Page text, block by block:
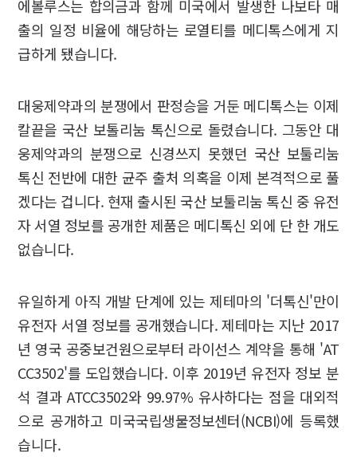
에볼루스는 합의금과 함께 미국에서 발생한 나보타 매
출의 일정 비율에 해당하는 로열티를 메디톡스에게 지
급하게 됐습니다.
대웅제약과의 분쟁에서 판정승을 거둔 메디톡스는 이제
칼끝을 국산 보톨리눔 톡신으로 돌렸습니다. 그동안 대
웅제약과의 분쟁으로 신경쓰지 못했던 국산 보툴리눔
톡신 전반에 대한 균주 출처 의혹을 이제 본격적으로 풀
겠다는 겁니다. 현재 출시된 국산 보툴리눔 톡신 중 유전
자 서열 정보를 공개한 제품은 메디톡신 외에 단 한 개도
없습니다.
유일하게 아직 개발 단계에 있는 제테마의 '더톡신'만이
유전자 서열 정보를 공개했습니다. 제테마는 지난 2017
년 영국 공중보건원으로부터 라이선스 계약을 통해 'AT
CC3502'를 도입했습니다. 이후 2019년 유전자 정보 분
석 결과 ATCC3502와 99.97% 유사하다는 점을 대외적
으로 공개하고 미국국립생물정보센터(NCBI)에 등록했
습니다.